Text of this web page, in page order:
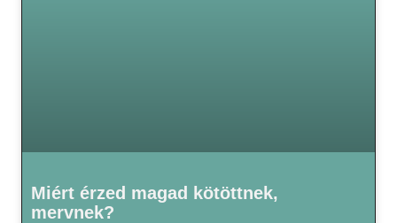
Miért érzed magad kötöttnek,
mervnek?